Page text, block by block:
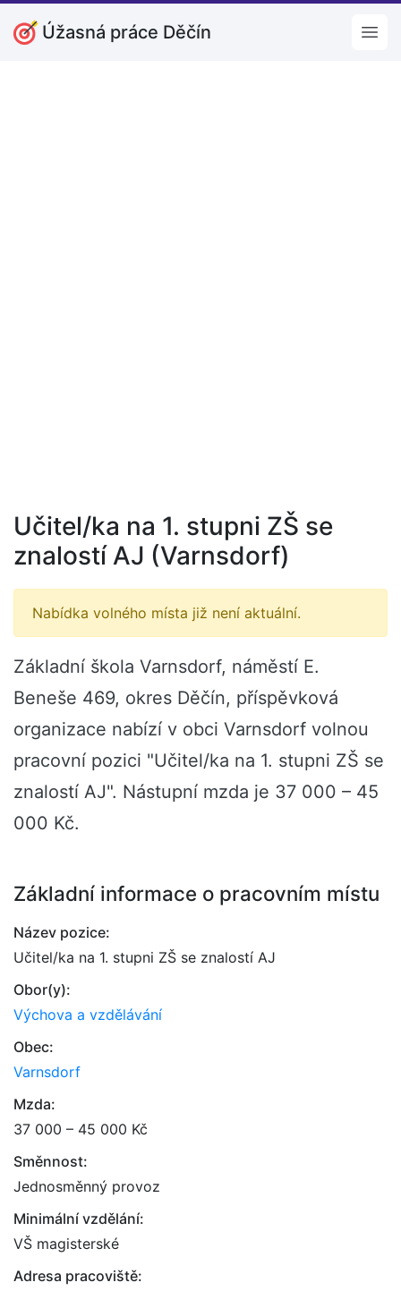
Úžasná práce Děčín
Učitel/ka na 1. stupni ZŠ se
znalostí AJ (Varnsdorf)
Nabídka volného místa již není aktuální.
Základní škola Varnsdorf, náměstí E.
Beneše 469, okres Děčín, příspěvková
organizace nabízí v obci Varnsdorf volnou
pracovní pozici "Učitel/ka na 1. stupni ZŠ se
znalostí AJ". Nástupní mzda je 37 000 – 45
000 Kč.
Základní informace o pracovním místu
Název pozice:
Učitel/ka na 1. stupni ZŠ se znalostí AJ
Obor(y):
Výchova a vzdělávání
Obec:
Varnsdorf
Mzda:
37 000 – 45 000 Kč
Směnnost:
Jednosměnný provoz
Minimální vzdělání:
VŠ magisterské
Adresa pracoviště: